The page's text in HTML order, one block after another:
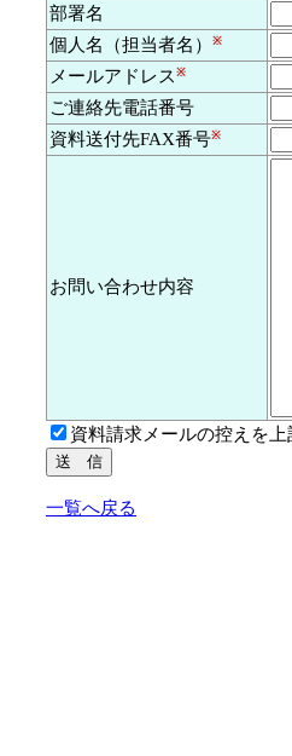
部署名
個人名（担当者名）
※
メールアドレス ※
ご連絡先電話番号
資料送付先FAX番号※
お問い合わせ内容
資料請求メールの控えを
一覧へ戻る